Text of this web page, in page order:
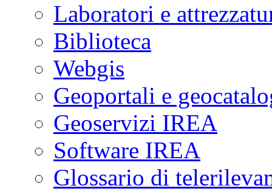
Laboratori e
Biblioteca
Webgis
Geoportali e
Geoservizi IREA
Software IREA
Glossario di